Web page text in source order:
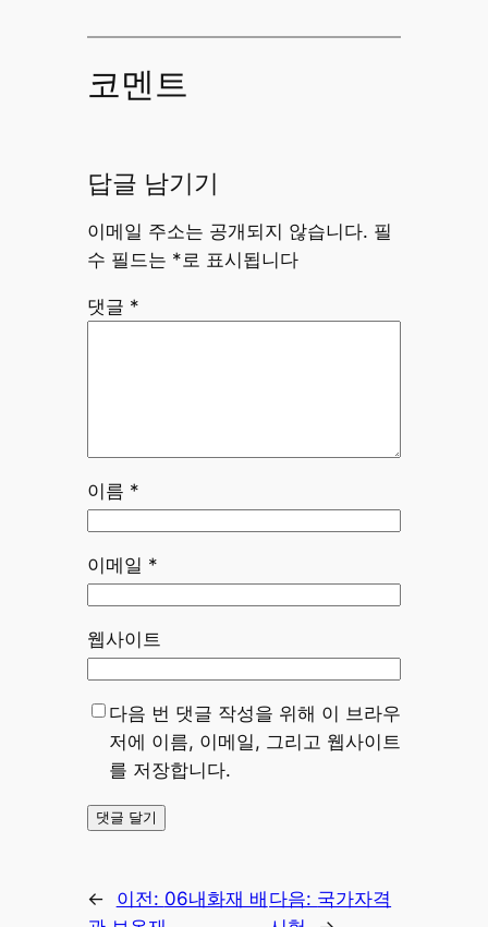
코멘트
답글 남기기
이메일 주소는 공개되지 않습니다. 필
수 필드는 *로 표시됩니다
댓글 *
이름 *
이메일 *
웹사이트
다음 번 댓글 작성을 위해 이 브라우
저에 이름, 이메일, 그리고 웹사이트
를 저장합니다.
← 이전: 06내화재 배 다음: 국가자격